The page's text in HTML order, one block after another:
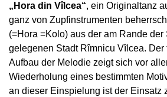
„Hora din Vîlcea“, ein Originaltanz
ganz von Zupfinstrumenten
(=Hora =Kolo) aus der am Rande der
gelegenen Stadt Rîmnicu Vîlcea. Der
Aufbau der Melodie zeigt sich vor
Wiederholung eines bestimmten
an dieser Einspielung ist der Einsatz